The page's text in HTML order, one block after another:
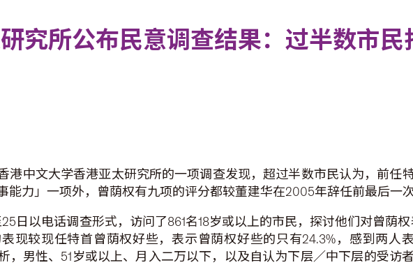
究所公布民意调查结果：过半数市
港中文大学香港亚太研究所的一项调查发现，超过半数市民认为，前任
能力」一项外，曾荫权有九项的评分都较董建华在2005年辞任前最后一
日以电话调查形式，访问了861名18岁或以上的市民，探讨他们对曾荫权
现较现任特首曾荫权好些，表示曾荫权好些的只有24.3%，感到两人
，男性、51岁或以上、月入二万以下，以及自认为下层／中下层的受访